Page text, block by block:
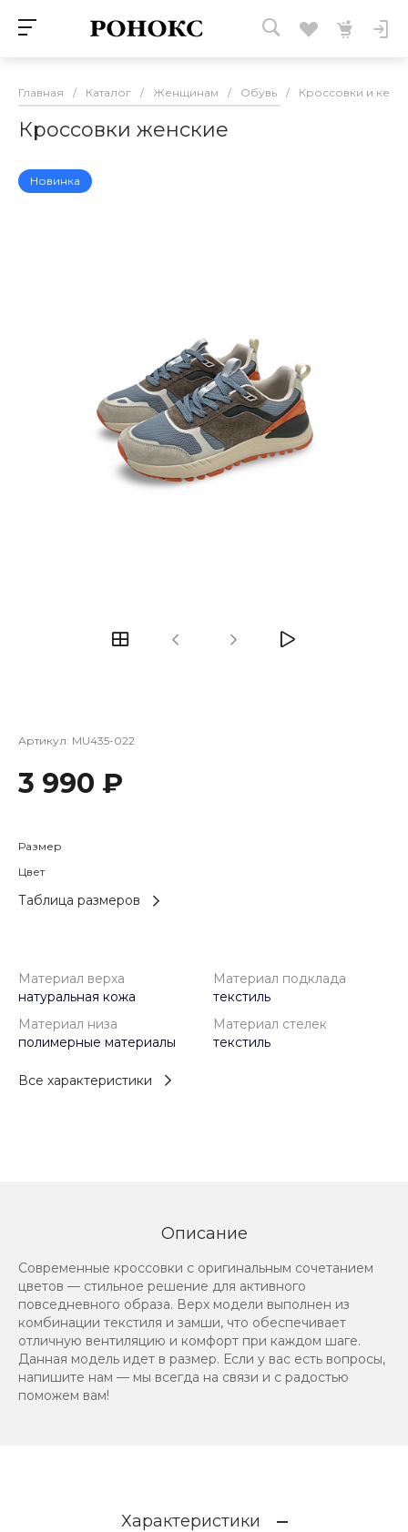
Главная / Каталог / Женщинам / Обувь / Кроссовки и кеды
Кроссовки женские
Новинка
Артикул: MU435-022
3 990 ₽
Размер
Цвет
Таблица размеров
Материал верха
натуральная кожа
Материал подклада
текстиль
Материал низа
полимерные материалы
Материал стелек
текстиль
Все характеристики
Описание
Современные кроссовки с оригинальным сочетанием
цветов — стильное решение для активного
повседневного образа. Верх модели выполнен из
комбинации текстиля и замши, что обеспечивает
отличную вентиляцию и комфорт при каждом шаге.
Данная модель идет в размер. Если у вас есть вопросы,
напишите нам — мы всегда на связи и с радостью
поможем вам!
Характеристики